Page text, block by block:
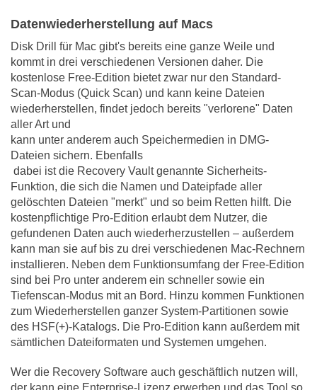
Datenwiederherstellung auf Macs
Disk Drill für Mac gibt's bereits eine ganze Weile und
kommt in drei verschiedenen Versionen daher. Die
kostenlose Free-Edition bietet zwar nur den Standard-
Scan-Modus (Quick Scan) und kann keine Dateien
wiederherstellen, findet jedoch bereits "verlorene" Daten
aller Art und
kann unter anderem auch Speichermedien in DMG-
Dateien sichern. Ebenfalls
dabei ist die Recovery Vault genannte Sicherheits-
Funktion, die sich die Namen und Dateipfade aller
gelöschten Dateien "merkt" und so beim Retten hilft. Die
kostenpflichtige Pro-Edition erlaubt dem Nutzer, die
gefundenen Daten auch wiederherzustellen – außerdem
kann man sie auf bis zu drei verschiedenen Mac-Rechnern
installieren. Neben dem Funktionsumfang der Free-Edition
sind bei Pro unter anderem ein schneller sowie ein
Tiefenscan-Modus mit an Bord. Hinzu kommen Funktionen
zum Wiederherstellen ganzer System-Partitionen sowie
des HSF(+)-Katalogs. Die Pro-Edition kann außerdem mit
sämtlichen Dateiformaten und Systemen umgehen.
Wer die Recovery Software auch geschäftlich nutzen will,